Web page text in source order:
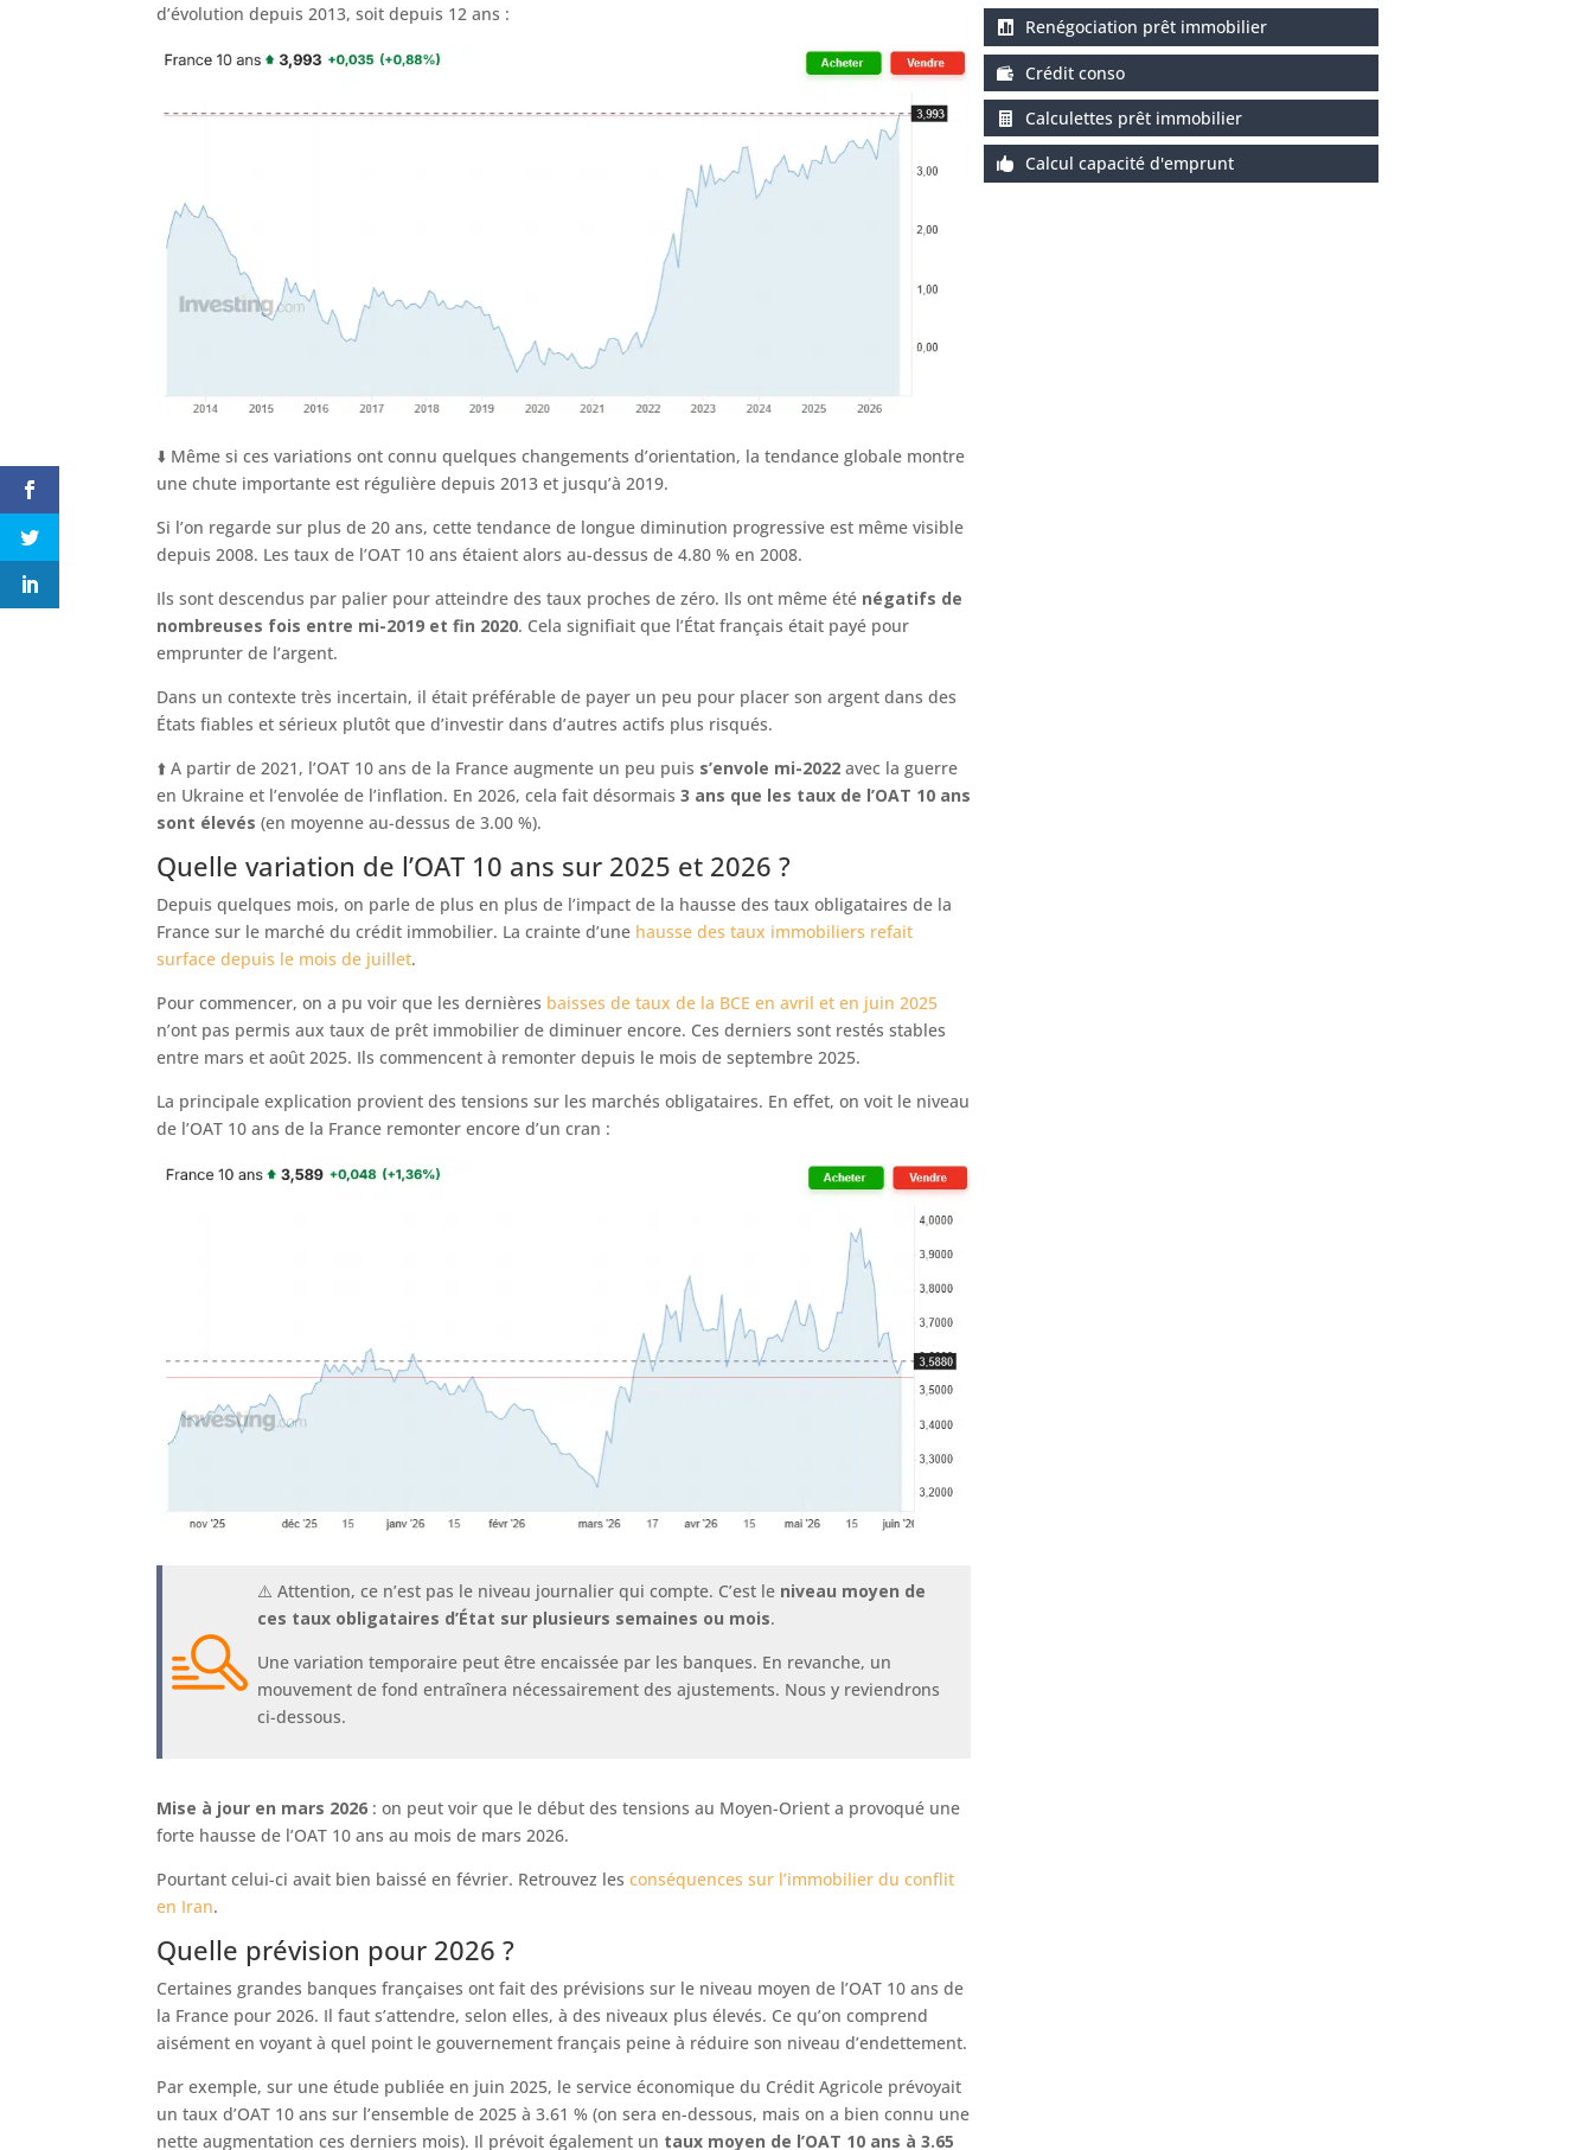
d’évolution depuis 2013, soit depuis 12 ans :
⬇️ Même si ces variations ont connu quelques changements d’orientation, la tendance globale montre
une chute importante est régulière depuis 2013 et jusqu’à 2019.
Si l’on regarde sur plus de 20 ans, cette tendance de longue diminution progressive est même visible
depuis 2008. Les taux de l’OAT 10 ans étaient alors au-dessus de 4.80 % en 2008.
Ils sont descendus par palier pour atteindre des taux proches de zéro. Ils ont même été négatifs de
nombreuses fois entre mi-2019 et fin 2020. Cela signifiait que l’État français était payé pour
emprunter de l’argent.
Dans un contexte très incertain, il était préférable de payer un peu pour placer son argent dans des
États fiables et sérieux plutôt que d’investir dans d’autres actifs plus risqués.
⬆️ A partir de 2021, l’OAT 10 ans de la France augmente un peu puis s’envole mi-2022 avec la guerre
en Ukraine et l’envolée de l’inflation. En 2026, cela fait désormais 3 ans que les taux de l’OAT 10 ans
sont élevés (en moyenne au-dessus de 3.00 %).
Quelle variation de l’OAT 10 ans sur 2025 et 2026 ?
Depuis quelques mois, on parle de plus en plus de l’impact de la hausse des taux obligataires de la
France sur le marché du crédit immobilier. La crainte d’une hausse des taux immobiliers refait
surface depuis le mois de juillet.
Pour commencer, on a pu voir que les dernières baisses de taux de la BCE en avril et en juin 2025
n’ont pas permis aux taux de prêt immobilier de diminuer encore. Ces derniers sont restés stables
entre mars et août 2025. Ils commencent à remonter depuis le mois de septembre 2025.
La principale explication provient des tensions sur les marchés obligataires. En effet, on voit le niveau
de l’OAT 10 ans de la France remonter encore d’un cran :
⚠️ Attention, ce n’est pas le niveau journalier qui compte. C’est le niveau moyen de
ces taux obligataires d’État sur plusieurs semaines ou mois.
Une variation temporaire peut être encaissée par les banques. En revanche, un
mouvement de fond entraînera nécessairement des ajustements. Nous y reviendrons
ci-dessous.
Mise à jour en mars 2026 : on peut voir que le début des tensions au Moyen-Orient a provoqué une
forte hausse de l’OAT 10 ans au mois de mars 2026.
Pourtant celui-ci avait bien baissé en février. Retrouvez les conséquences sur l’immobilier du conflit
en Iran.
Quelle prévision pour 2026 ?
Certaines grandes banques françaises ont fait des prévisions sur le niveau moyen de l’OAT 10 ans de
la France pour 2026. Il faut s’attendre, selon elles, à des niveaux plus élevés. Ce qu’on comprend
aisément en voyant à quel point le gouvernement français peine à réduire son niveau d’endettement.
Par exemple, sur une étude publiée en juin 2025, le service économique du Crédit Agricole prévoyait
un taux d’OAT 10 ans sur l’ensemble de 2025 à 3.61 % (on sera en-dessous, mais on a bien connu une
nette augmentation ces derniers mois). Il prévoit également un taux moyen de l’OAT 10 ans à 3.65
Renégociation prêt immobilier
Crédit conso
Calculettes prêt immobilier
Calcul capacité d'emprunt